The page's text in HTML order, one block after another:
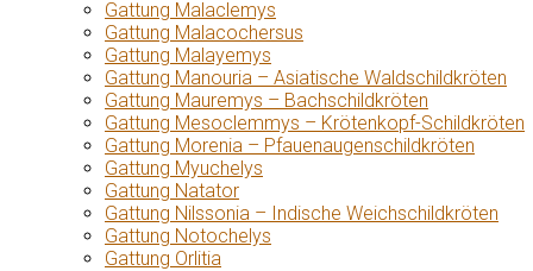
Gattung Malaclemys
Gattung Malacochersus
Gattung Malayemys
Gattung Manouria – Asiatische Waldschildkröten
Gattung Mauremys – Bachschildkröten
Gattung Mesoclemmys – Krötenkopf-Schildkröten
Gattung Morenia – Pfauenaugenschildkröten
Gattung Myuchelys
Gattung Natator
Gattung Nilssonia – Indische Weichschildkröten
Gattung Notochelys
Gattung Orlitia